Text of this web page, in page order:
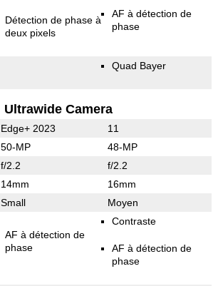
Détection de phase à
deux pixels
AF à détection de
phase
Quad Bayer
Ultrawide Camera
Edge+ 2023 11
50-MP 48-MP
f/2.2 f/2.2
14mm 16mm
Small Moyen
AF à détection de
phase
Contraste
AF à détection de
phase